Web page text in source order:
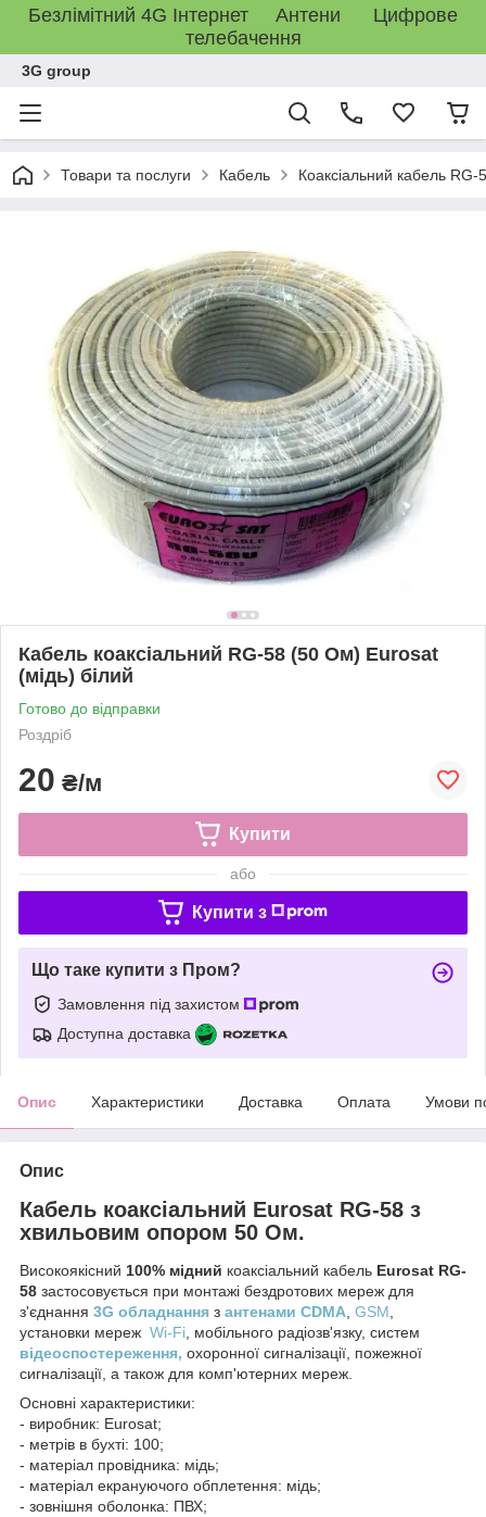
Безлімітний 4G Інтернет Антени Цифрове
телебачення
3G group
Товари та послуги Кабель Коаксіальний кабель
Кабель коаксіальний RG-58 (50 Ом) Eurosat
(мідь) білий
Готово до відправки
Роздріб
20 ₴/м
Купити
або
Купити з
Що таке купити з Пром?
Замовлення під захистом
Доступна доставка
Опис Характеристики Доставка Оплата Умови
Опис
Кабель коаксіальний Eurosat RG-58 з
хвильовим опором 50 Ом.
Високоякісний 100% мідний коаксіальний кабель Eurosat RG-
58 застосовується при монтажі бездротових мереж для
з'єднання 3G обладнання з антенами CDMA, GSM,
установки мереж Wi-Fi, мобільного радіозв'язку, систем
відеоспостереження, охоронної сигналізації, пожежної
сигналізації, а також для комп'ютерних мереж.
Основні характеристики:
- виробник: Eurosat;
- метрів в бухті: 100;
- матеріал провідника: мідь;
- матеріал екрануючого обплетення: мідь;
- зовнішня оболонка: ПВХ;